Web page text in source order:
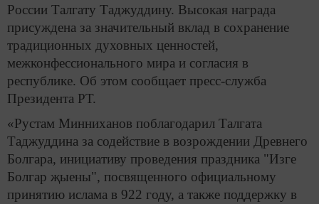
России Талгату Таджуддину. Высокая награда
присуждена за значительный вклад в сохранение
традиционных духовных ценностей,
межконфессионального мира и согласия в
республике. Об этом сообщает пресс-служба
Президента РТ.
«Рустам Минниханов поблагодарил Талгата
Таджуддина за содействие в возрождении Древнего
Болгара, инициативу проведения праздника "Изге
Болгар җыены", посвященного официальному
принятию ислама в 922 году, а также поддержку в